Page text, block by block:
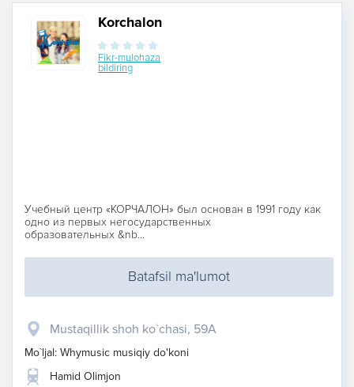
Korchalon
Fikr-mulohaza
bildiring
Учебный центр «КОРЧАЛОН» был основан в 1991 году как
одно из первых негосударственных
образовательных &nb...
Batafsil ma'lumot
Mustaqillik shoh ko`chasi, 59A
Mo`ljal: Whymusic musiqiy do'koni
Hamid Olimjon